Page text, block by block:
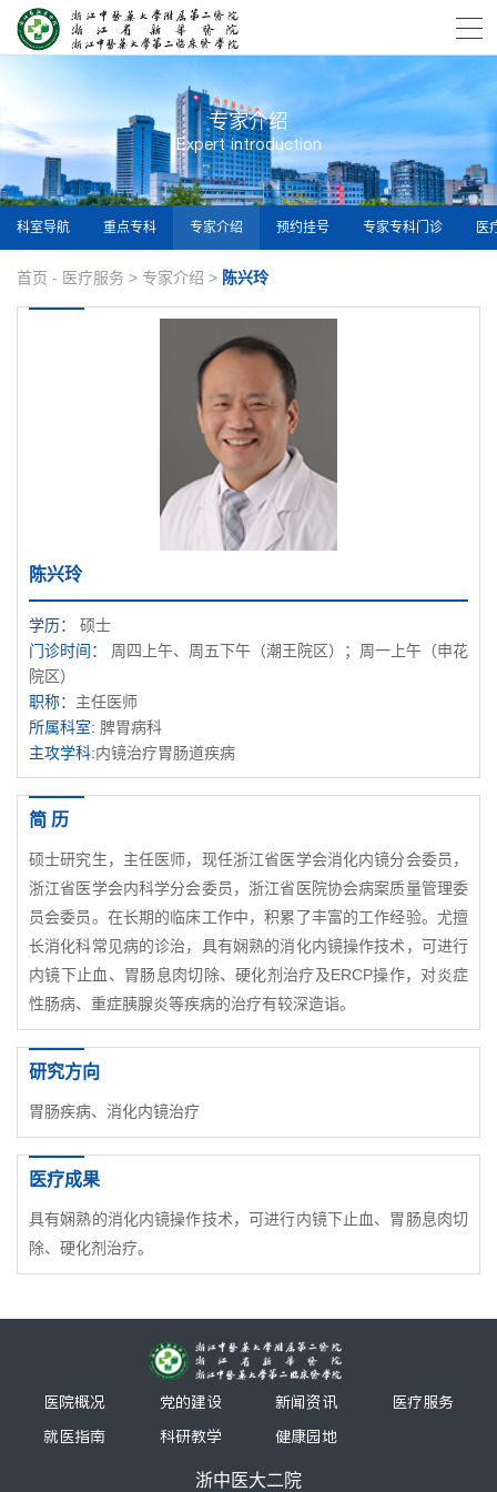
专家介绍
Expert introduction
科室导航 重点专科 专家介绍 预约挂号 专家专科门诊 医
首页 - 医疗服务 > 专家介绍 > 陈兴玲
陈兴玲
学历： 硕士
门诊时间： 周四上午、周五下午（潮王院区）；周一上午（申花
院区）
职称： 主任医师
所属科室: 脾胃病科
主攻学科:内镜治疗胃肠道疾病
简 历
硕士研究生，主任医师，现任浙江省医学会消化内镜分会委员，
浙江省医学会内科学分会委员，浙江省医院协会病案质量管理委
员会委员。在长期的临床工作中，积累了丰富的工作经验。尤擅
长消化科常见病的诊治，具有娴熟的消化内镜操作技术，可进行
内镜下止血、胃肠息肉切除、硬化剂治疗及ERCP操作，对炎症
性肠病、重症胰腺炎等疾病的治疗有较深造诣。
研究方向
胃肠疾病、消化内镜治疗
医疗成果
具有娴熟的消化内镜操作技术，可进行内镜下止血、胃肠息肉切
除、硬化剂治疗。
医院概况 党的建设 新闻资讯
医疗服务
就医指南
科研教学 健康园地
浙中医大二院